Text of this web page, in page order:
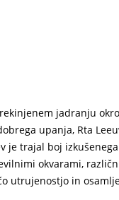
jadranju
upanja, Rta
je trajal boj
okvarami,
utrujenostjo in